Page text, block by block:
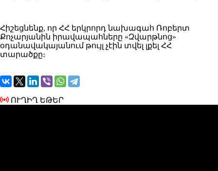
Հիշեցնենք, որ ՀՀ երկրորդ նախագահ Ռոբերտ
Քոչարյանին իրավապահները «Զվարթնոց»
օդանավակայանում թույլ չէին տվել լքել ՀՀ
տարածքը։
ՈՒՂԻՂ ԵԹԵՐ